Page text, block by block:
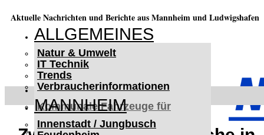
Aktuelle Nachrichten und Berichte aus Mannheim und Ludwigshafen
ALLGEMEINES
Natur & Umwelt
IT Technik
Trends
Verbraucherinformationen
MANNHEIM
Innenstadt / Jungbusch
< UKRAINE >
Kommunale Fahrzeuge für
Czernowitz
Nutzfahrzeuge für Czernowitz